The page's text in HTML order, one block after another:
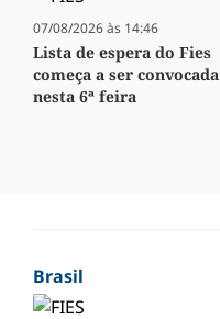
07/08/2026 às 14:46
Lista de espera do Fies
começa a ser convocada
nesta 6ª feira
Brasil